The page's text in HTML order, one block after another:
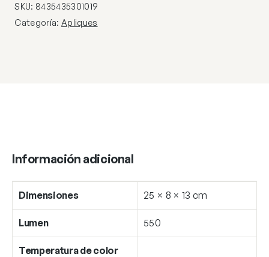
SKU: 8435435301019
Categoría: Apliques
Información adicional
Dimensiones 25 × 8 × 13 cm
Lumen 550
Temperatura de color